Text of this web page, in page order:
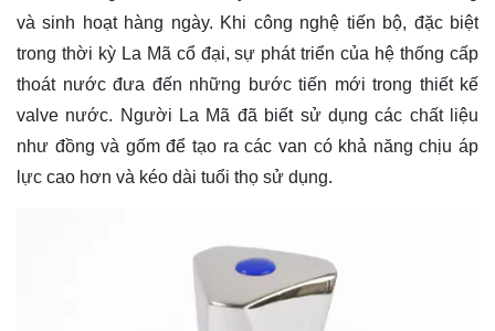
và sinh hoạt hàng ngày. Khi công nghệ tiến bộ, đặc biệt
trong thời kỳ La Mã cổ đại, sự phát triển của hệ thống cấp
thoát nước đưa đến những bước tiến mới trong thiết kế
valve nước. Người La Mã đã biết sử dụng các chất liệu
như đồng và gốm để tạo ra các van có khả năng chịu áp
lực cao hơn và kéo dài tuổi thọ sử dụng.